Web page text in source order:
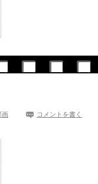
画 コメントを書く